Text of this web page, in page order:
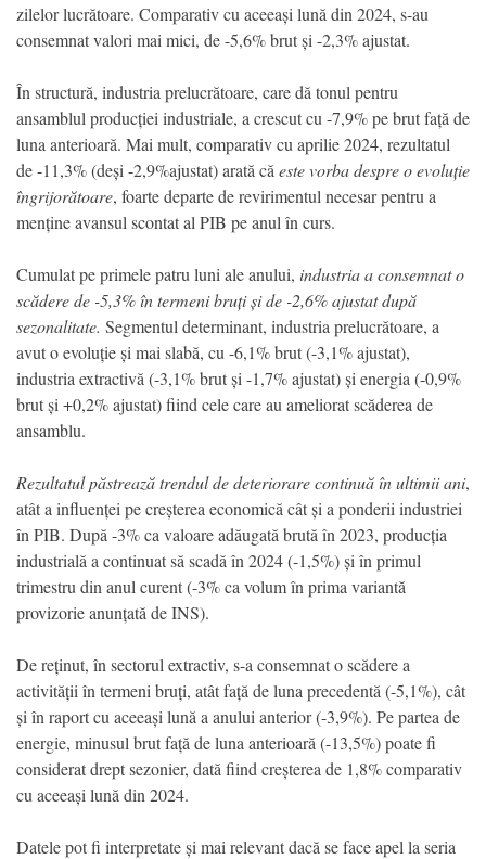
zilelor lucrătoare. Comparativ cu aceeași lună din 2024, s-au
consemnat valori mai mici, de -5,6% brut și -2,3% ajustat.
În structură, industria prelucrătoare, care dă tonul pentru
ansamblul producției industriale, a crescut cu -7,9% pe brut față de
luna anterioară. Mai mult, comparativ cu aprilie 2024, rezultatul
de -11,3% (deși -2,9%ajustat) arată că este vorba despre o evoluție
îngrijorătoare, foarte departe de revirimentul necesar pentru a
menține avansul scontat al PIB pe anul în curs.
Cumulat pe primele patru luni ale anului, industria a consemnat o
scădere de -5,3% în termeni bruți și de -2,6% ajustat după
sezonalitate. Segmentul determinant, industria prelucrătoare, a
avut o evoluție și mai slabă, cu -6,1% brut (-3,1% ajustat),
industria extractivă (-3,1% brut și -1,7% ajustat) și energia (-0,9%
brut și +0,2% ajustat) fiind cele care au ameliorat scăderea de
ansamblu.
Rezultatul păstrează trendul de deteriorare continuă în ultimii ani,
atât a influenței pe creșterea economică cât și a ponderii industriei
în PIB. După -3% ca valoare adăugată brută în 2023, producția
industrială a continuat să scadă în 2024 (-1,5%) și în primul
trimestru din anul curent (-3% ca volum în prima variantă
provizorie anunțată de INS).
De reținut, în sectorul extractiv, s-a consemnat o scădere a
activității în termeni bruți, atât față de luna precedentă (-5,1%), cât
și în raport cu aceeași lună a anului anterior (-3,9%). Pe partea de
energie, minusul brut față de luna anterioară (-13,5%) poate fi
considerat drept sezonier, dată fiind creșterea de 1,8% comparativ
cu aceeași lună din 2024.
Datele pot fi interpretate și mai relevant dacă se face apel la seria